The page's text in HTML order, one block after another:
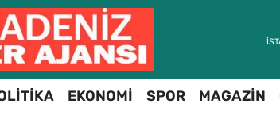
EKONOMİ SPOR MAGAZİN